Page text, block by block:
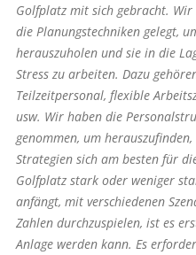
Golfplatz mit sich gebracht.
die Planungstechniken gelegt,
herauszuholen und sie in die
Stress zu arbeiten. Dazu
Teilzeitpersonal, flexible
usw. Wir haben die
genommen, um
Strategien sich am besten für
Golfplatz stark oder weniger
anfängt, mit verschiedenen
Zahlen durchzuspielen, ist es
Anlage werden kann. Es